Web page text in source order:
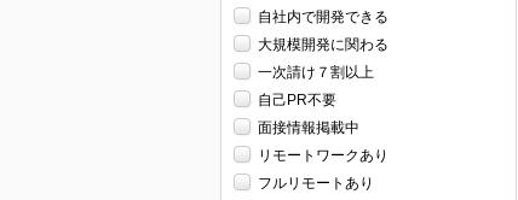
自社内で開発できる
大規模開発に関わる
一次請け７割以上
自己PR不要
面接情報掲載中
リモートワークあり
フルリモートあり